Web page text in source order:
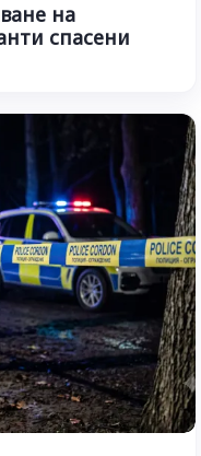
на
спасени